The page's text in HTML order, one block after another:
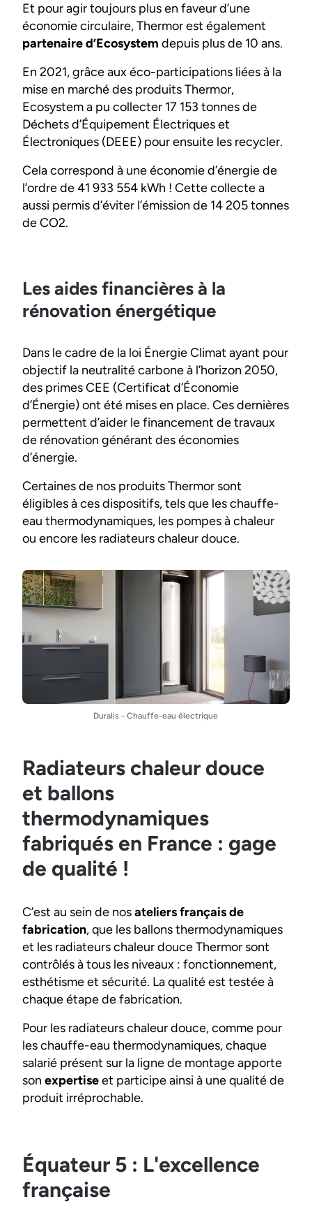
Et pour agir toujours plus en faveur d’une
économie circulaire, Thermor est également
partenaire d’Ecosystem depuis plus de 10 ans.
En 2021, grâce aux éco-participations liées à la
mise en marché des produits Thermor,
Ecosystem a pu collecter 17 153 tonnes de
Déchets d’Équipement Électriques et
Électroniques (DEEE) pour ensuite les recycler.
Cela correspond à une économie d’énergie de
l’ordre de 41 933 554 kWh ! Cette collecte a
aussi permis d’éviter l’émission de 14 205 tonnes
de CO2.
Les aides financières à la
rénovation énergétique
Dans le cadre de la loi Énergie Climat ayant pour
objectif la neutralité carbone à l’horizon 2050,
des primes CEE (Certificat d’Économie
d’Énergie) ont été mises en place. Ces dernières
permettent d’aider le financement de travaux
de rénovation générant des économies
d’énergie.
Certaines de nos produits Thermor sont
éligibles à ces dispositifs, tels que les chauffe-
eau thermodynamiques, les pompes à chaleur
ou encore les radiateurs chaleur douce.
Duralis - Chauffe-eau électrique
Radiateurs chaleur douce
et ballons
thermodynamiques
fabriqués en France : gage
de qualité !
C’est au sein de nosateliers français de
fabrication, que les ballons thermodynamiques
et les radiateurs chaleur douce Thermor sont
contrôlés à tous les niveaux : fonctionnement,
esthétisme et sécurité. La qualité est testée à
chaque étape de fabrication.
Pour les radiateurs chaleur douce, comme pour
les chauffe-eau thermodynamiques, chaque
salarié présent sur la ligne de montage apporte
son expertiseet participe ainsi à une qualité de
produit irréprochable.
Équateur 5 : L'excellence
française